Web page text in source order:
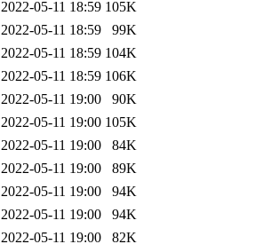
2022-05-11 18:59 105K
2022-05-11 18:59
99K
2022-05-11 18:59 104K
2022-05-11 18:59 106K
2022-05-11 19:00
90K
2022-05-11 19:00 105K
2022-05-11 19:00
84K
2022-05-11 19:00
89K
2022-05-11 19:00
94K
2022-05-11 19:00
94K
2022-05-11 19:00
82K